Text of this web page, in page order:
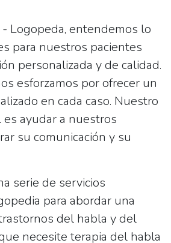
- Logopeda, entendemos lo
para nuestros pacientes
personalizada y de calidad.
esforzamos por ofrecer un
en cada caso. Nuestro
ayudar a nuestros
su comunicación y su
serie de servicios
para abordar una
del habla y del
necesite terapia del habla